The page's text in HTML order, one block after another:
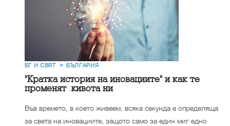
БГ И СВЯТ БЪЛГАРИЯ
"Кратка история на иновациите" и как те
променят живота ни
Във времето, в което живеем, всяка секунда е определяща
за света на иновациите, защото само за един миг едно